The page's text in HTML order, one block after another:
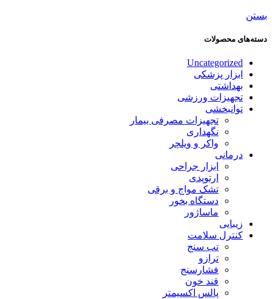
بستن
دسته‌های محصولات
Uncategorized
ابزار پزشکی
بهداشتی
تجهیزات ورزشی
توانبخشی
تجهیزات مصرفی بیمار
نگهداری
واکر و ویلچر
درمانی
ابزار جراحی
ارتوپدی
تشک مواج و برقی
دستگاه بخور
ماساژور
زیبایی
کنترل سلامت
تب سنج
ترازو
فشارسنج
قند خون
پالس اکسیمتر